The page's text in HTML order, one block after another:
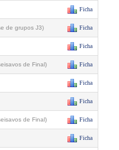
Ficha
de grupos J3) Ficha
Ficha
de Final) Ficha
Ficha
Ficha
de Final) Ficha
Ficha